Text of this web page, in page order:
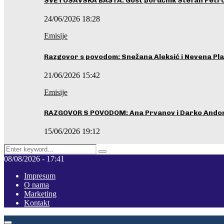
24/06/2026 18:28
Emisije
Razgovor s povodom: Snežana Aleksić i Nevena
21/06/2026 15:42
Emisije
RAZGOVOR S POVODOM: Ana Prvanov i Darko
15/06/2026 19:12
Search
for:
Pretraga
08/08/2026 - 17:41
Impresum
O nama
Marketing
Kontakt
Facebook
Instagram
Youtube